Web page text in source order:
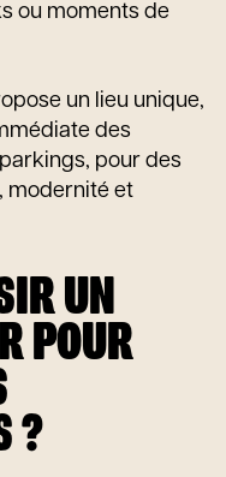
ou moments de
un lieu unique,
des
pour des
modernité et
UN
POUR
?